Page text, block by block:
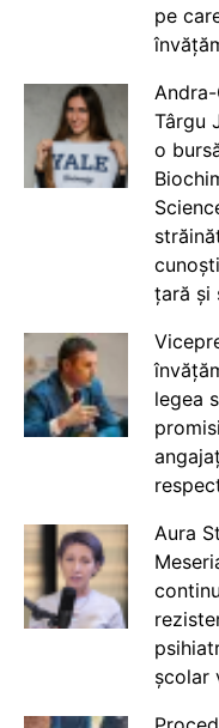
pe
Târgu
o
țară și
legea
Aura
școlar